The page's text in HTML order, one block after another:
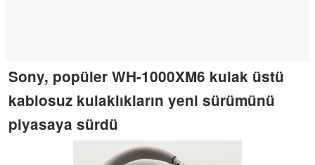
Sony, popüler WH-1000XM6 kulak üstü
kablosuz kulaklıkların yeni sürümünü
piyasaya sürdü